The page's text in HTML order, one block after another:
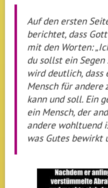
Auf den ersten
berichtet, dass
mit den Worten:
du sollst ein Segen
wird deutlich, dass
Mensch für andere
kann und soll. Ein
ein Mensch, der
andere wohltuend
was Gutes bewirkt